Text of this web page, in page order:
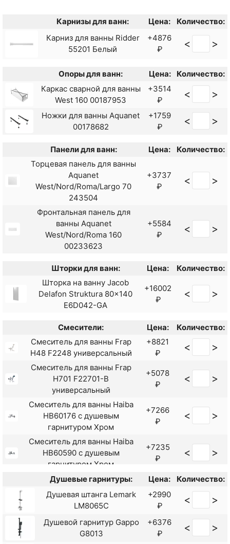
Карнизы для ванн: Цена:
Количество:
Карниз для ванны Ridder
55201 Белый
+4876
₽
< >
Опоры для ванн: Цена:
Количество:
Каркас сварной для ванны
West 160 00187953
+3514
₽
< >
Ножки для ванны Aquanet
00178682
+1759
₽
< >
Панели для ванн: Цена:
Количество:
Торцевая панель для ванны
Aquanet
West/Nord/Roma/Largo 70
243504
+3737
₽
< >
Фронтальная панель для
ванны Aquanet
West/Nord/Roma 160
00233623
+5584
₽
< >
Шторки для ванн: Цена:
Количество:
Шторка на ванну Jacob
Delafon Struktura 80x140
E6D042-GA
+16002
₽
< >
Смесители: Цена:
Количество:
Смеситель для ванны Frap
H48 F2248 универсальный
+8821
₽
< >
Смеситель для ванны Frap
H701 F22701-B
универсальный
+5078
₽
< >
Смеситель для ванны Haiba
HB60176 с душевым
гарнитуром Хром
+7266
₽
< >
Смеситель для ванны Haiba
HB60590 с душевым
гарнитуром Хром
+7235
₽
< >
Смеситель для ванны Lemark
Linara LM0451C
универсальный
+9415
₽
Denis DN0335-51
универсальный Хром
+6510
₽
< >
Душевые гарнитуры: Цена:
Количество:
Душевая штанга Lemark
LM8065C
+2990
₽
< >
Душевой гарнитур Gappo
G8013
+6376
₽
< >